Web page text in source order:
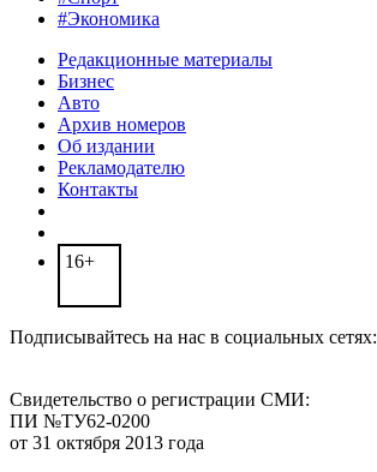
#Экономика
Редакционные материалы
Бизнес
Авто
Архив номеров
Об издании
Рекламодателю
Контакты
16+
Подписывайтесь на нас в социальных сетях:
Свидетельство о регистрации СМИ:
ПИ №ТУ62-0200
от 31 октября 2013 года